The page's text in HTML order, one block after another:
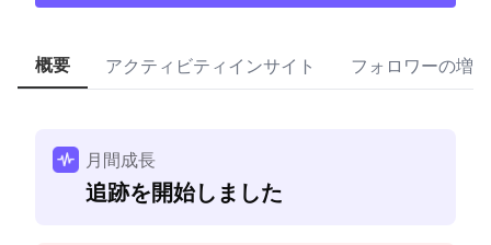
概要 アクティビティインサイト フォロワーの増加
月間成長
追跡を開始しました